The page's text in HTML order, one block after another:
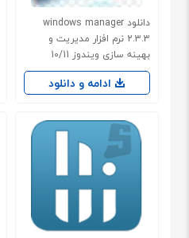
دانلود windows manager
2.3.3 نرم افزار مدیریت و
بهینه سازی ویندوز 10/11
ادامه و دانلود